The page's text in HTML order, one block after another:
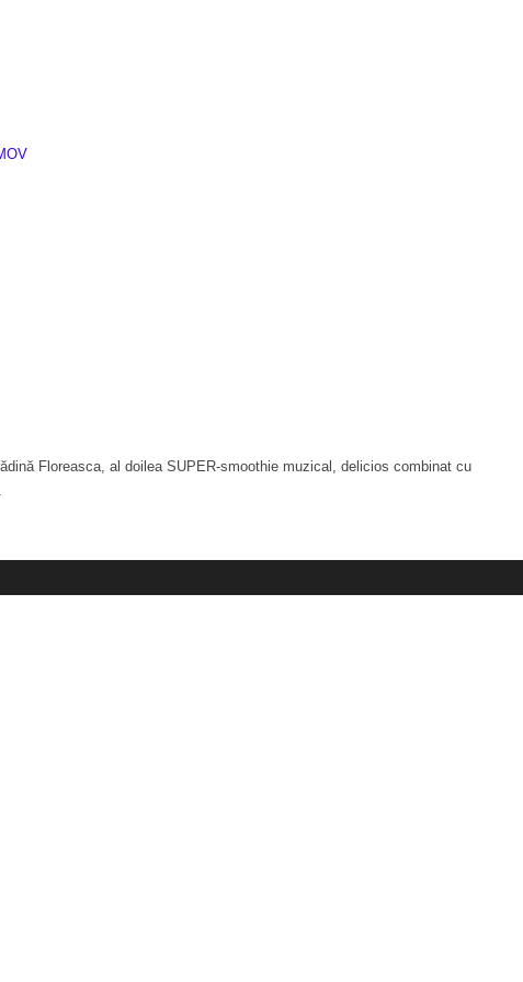
Floreasca, al doilea SUPER-smoothie muzical, delicios combinat cu